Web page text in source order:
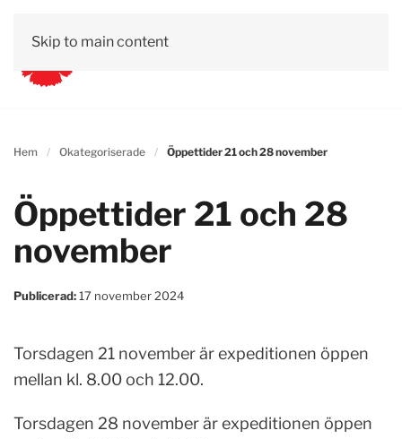
Skip to main content
Hem Okategoriserade Öppettider 21 och 28 november
Öppettider 21 och 28
november
Publicerad:17 november 2024
Torsdagen 21 november är expeditionen öppen
mellan kl. 8.00 och 12.00.
Torsdagen 28 november är expeditionen öppen